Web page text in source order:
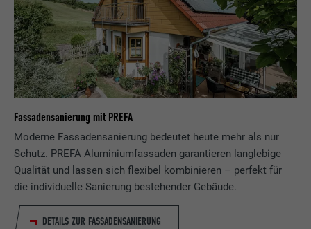
Fassadensanierung mit PREFA
Moderne Fassadensanierung bedeutet heute mehr als nur
Schutz. PREFA Aluminiumfassaden garantieren langlebige
Qualität und lassen sich flexibel kombinieren – perfekt für
die individuelle Sanierung bestehender Gebäude.
DETAILS ZUR FASSADENSANIERUNG